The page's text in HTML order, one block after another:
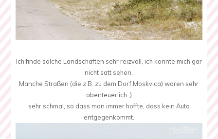
Ich finde solche Landschaften sehr reizvoll, ich konnte mich gar
nicht satt sehen.
Manche Straßen (die z.B. zu dem Dorf Moskvica) waren sehr
abenteuerlich ;)
sehr schmal, so dass man immer hoffte, dass kein Auto
entgegenkommt.